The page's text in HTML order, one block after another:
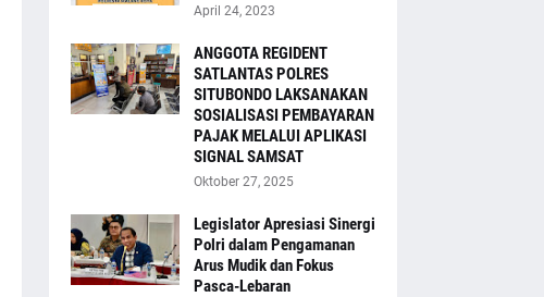
April 24, 2023
ANGGOTA REGIDENT
SATLANTAS POLRES
SITUBONDO LAKSANAKAN
SOSIALISASI PEMBAYARAN
PAJAK MELALUI APLIKASI
SIGNAL SAMSAT
Oktober 27, 2025
Legislator Apresiasi Sinergi
Polri dalam Pengamanan
Arus Mudik dan Fokus
Pasca-Lebaran